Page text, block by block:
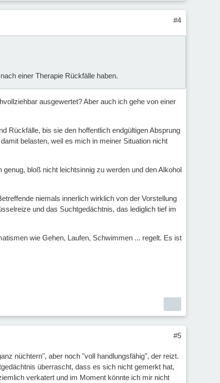
#4
einer Therapie Rückfälle haben.
ausgewertet? Aber auch ich gehe von einer
Rückfälle, bis sie den hoffentlich endgültigen Absprung
belasten, weil es mich in meiner Situation nicht
bloß nicht leichtsinnig zu werden und den Alkohol
niemals innerlich wirklich von der Vorstellung
und das Suchtgedächtnis, das lediglich tief im
wie Gehen, Laufen, Schwimmen ... regelt. Es ist
#5
nüchtern", aber noch "voll handlungsfähig", der reizt.
überrascht, dass es sich nicht gemerkt hat,
verkatert und im Moment könnte ich mir nicht